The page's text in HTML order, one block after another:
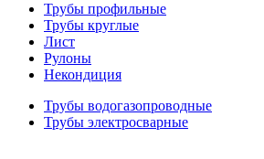
Трубы профильные
Трубы круглые
Лист
Рулоны
Некондиция
Трубы водогазопроводные
Трубы электросварные